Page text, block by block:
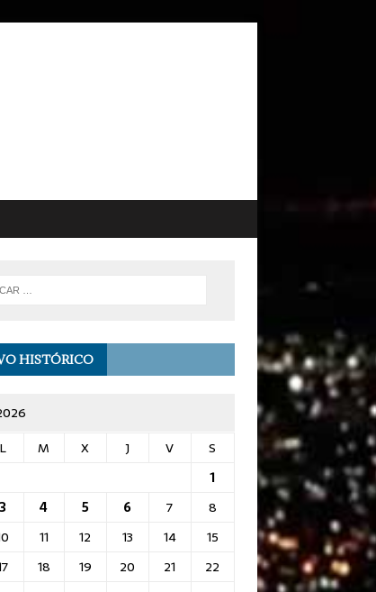
HISTÓRICO
L M X J V
S
1
3 4 5 6 7
8
11 12 13 14
15
18 19 20 21
22